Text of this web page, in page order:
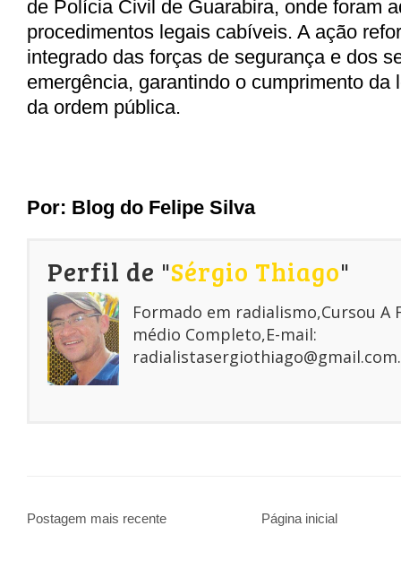
de Polícia Civil de Guarabira, onde foram
procedimentos legais cabíveis. A ação
integrado das forças de segurança e dos
emergência, garantindo o cumprimento da
da ordem pública.
Por: Blog do Felipe Silva
Perfil de "Sérgio Thiago"
Formado em radialismo,Cursou A
médio Completo,E-mail:
radialistasergiothiago@gmail.com.
Postagem mais recente Página inicial